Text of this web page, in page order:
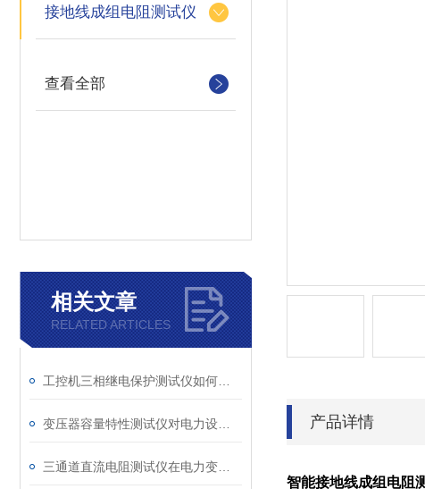
接地线成组电阻测试仪
查看全部
相关文章
RELATED ARTICLES
产品详情
智能接地线成组电阻